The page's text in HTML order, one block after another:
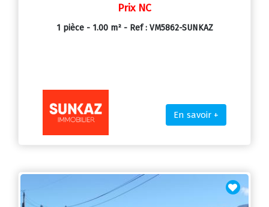
Prix NC
1 pièce - 1.00 m² - Ref : VM5862-SUNKAZ
En savoir +